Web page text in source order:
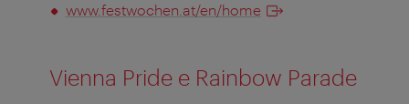
www.festwochen.at/en/home
Vienna Pride e Rainbow Parade